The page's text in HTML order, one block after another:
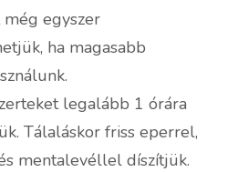
egyszer
ha magasabb
legalább 1 órára
Tálaláskor friss eperrel,
mentalevéllel díszítjük.